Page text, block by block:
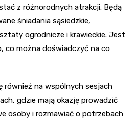
z różnorodnych atrakcji. Będą
śniadania sąsiedzkie,
ogrodnicze i krawieckie. Jest
co można doświadczyć na co
również na wspólnych sesjach
gdzie mają okazję prowadzić
osoby i rozmawiać o potrzebach